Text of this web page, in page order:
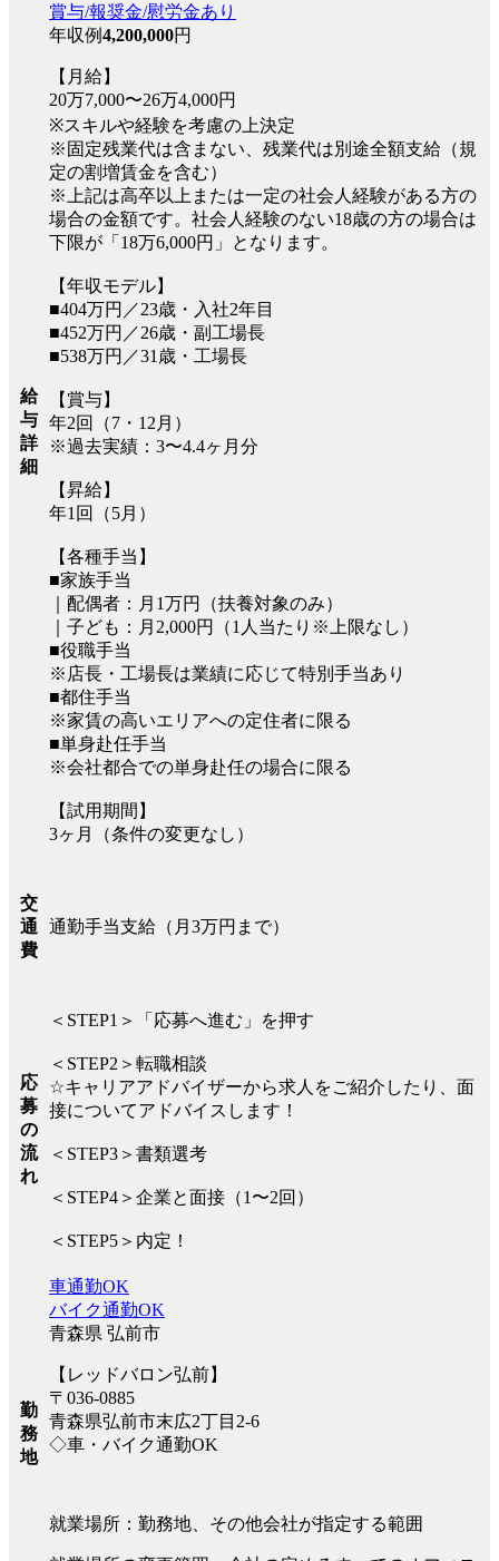
給
与
詳
細
賞与/報奨金/慰労金あり
年収例4,200,000円
【月給】
20万7,000〜26万4,000円
※スキルや経験を考慮の上決定
※固定残業代は含まない、残業代は別途全額支給（規
定の割増賃金を含む）
※上記は高卒以上または一定の社会人経験がある方の
場合の金額です。社会人経験のない18歳の方の場合は
下限が「18万6,000円」となります。
【年収モデル】
■404万円／23歳・入社2年目
■452万円／26歳・副工場長
■538万円／31歳・工場長
【賞与】
年2回（7・12月）
※過去実績：3〜4.4ヶ月分
【昇給】
年1回（5月）
【各種手当】
■家族手当
｜配偶者：月1万円（扶養対象のみ）
｜子ども：月2,000円（1人当たり※上限なし）
■役職手当
※店長・工場長は業績に応じて特別手当あり
■都住手当
※家賃の高いエリアへの定住者に限る
■単身赴任手当
※会社都合での単身赴任の場合に限る
【試用期間】
3ヶ月（条件の変更なし）
交
通
費
通勤手当支給（月3万円まで）
応
募
の
流
れ
＜STEP1＞「応募へ進む」を押す
＜STEP2＞転職相談
☆キャリアアドバイザーから求人をご紹介したり、面
接についてアドバイスします！
＜STEP3＞書類選考
＜STEP4＞企業と面接（1〜2回）
＜STEP5＞内定！
勤
務
地
車通勤OK
バイク通勤OK
青森県 弘前市
【レッドバロン弘前】
〒036-0885
青森県弘前市末広2丁目2-6
◇車・バイク通勤OK
就業場所：勤務地、その他会社が指定する範囲